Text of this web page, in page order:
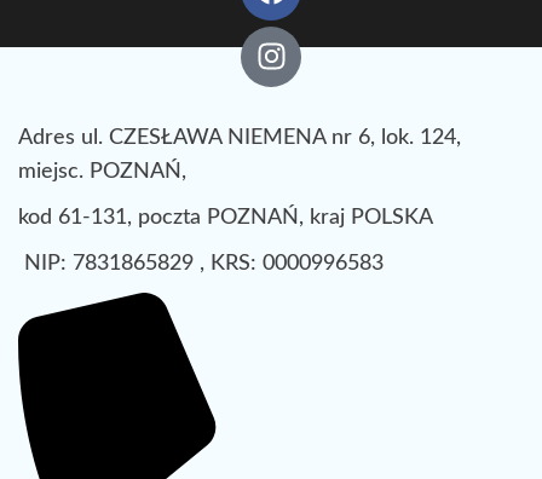
Adres ul. CZESŁAWA NIEMENA nr 6, lok. 124,
miejsc. POZNAŃ,
kod 61-131, poczta POZNAŃ, kraj POLSKA
NIP: 7831865829 , KRS: 0000996583